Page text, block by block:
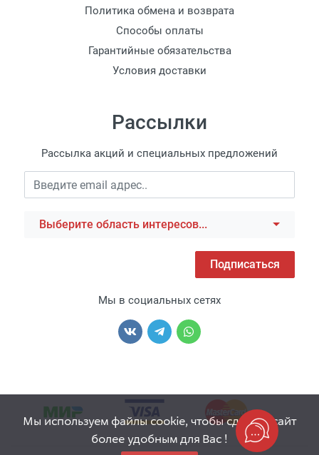
Политика обмена и возврата
Способы оплаты
Гарантийные обязательства
Условия доставки
Рассылки
Рассылка акций и специальных предложений
Выберите область интересов...
Подписаться
Мы в социальных сетях
Мы используем файлы cookie, чтобы сделать сайт
более удобным для Вас !